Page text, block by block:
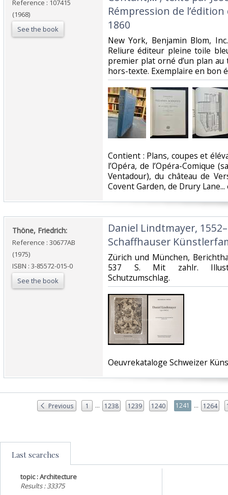
Reference : 107415
(1968)
See the book
Rémpression de
1860‎
‎New York, Benjamin Blom,
Reliure éditeur pleine toile
premier plat orné d’un plan
hors-texte. Exemplaire en bon
‎Contient : Plans, coupes et
l’Opéra, de l’Opéra-Comique
Ventadour), du château de
Covent Garden, de Drury Lane...
‎Thöne, Friedrich:‎
Reference : 30677AB
(1975)
ISBN : 3-85572-015-0
See the book
‎Daniel Lindtmayer,
Schaffhauser
‎Zürich und München,
537 S. Mit zahlr.
Schutzumschlag.‎
‎Oeuvrekataloge Schweizer
Previous 1 ... 1238 1239 1240 1241 ... 1264
Last searches
topic : Architecture
Results : 33375